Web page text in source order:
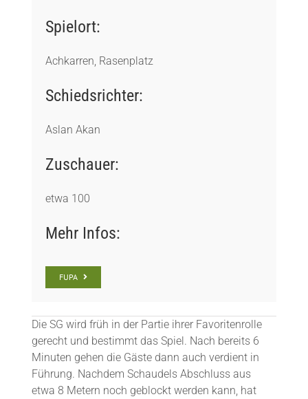
Spielort:
Achkarren, Rasenplatz
Schiedsrichter:
Aslan Akan
Zuschauer:
etwa 100
Mehr Infos:
FUPA
Die SG wird früh in der Partie ihrer Favoritenrolle
gerecht und bestimmt das Spiel. Nach bereits 6
Minuten gehen die Gäste dann auch verdient in
Führung. Nachdem Schaudels Abschluss aus
etwa 8 Metern noch geblockt werden kann, hat